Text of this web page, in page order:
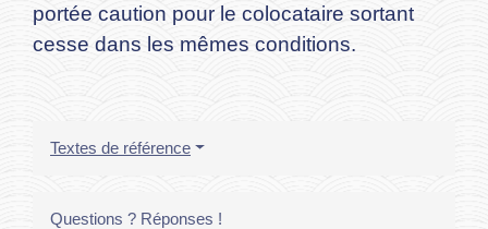
portée caution pour le colocataire sortant
cesse dans les mêmes conditions.
Textes de référence
Questions ? Réponses !